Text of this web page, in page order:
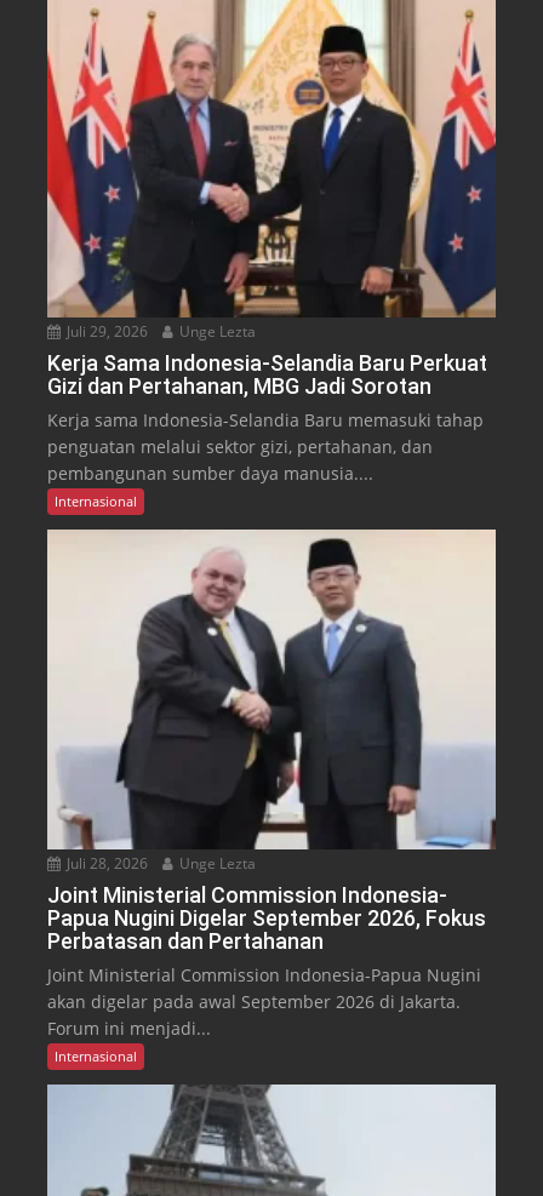
Juli 29, 2026 Unge Lezta
Kerja Sama Indonesia-Selandia Baru Perkuat
Gizi dan Pertahanan, MBG Jadi Sorotan
Kerja sama Indonesia-Selandia Baru memasuki tahap
penguatan melalui sektor gizi, pertahanan, dan
pembangunan sumber daya manusia....
Internasional
Juli 28, 2026 Unge Lezta
Joint Ministerial Commission Indonesia-
Papua Nugini Digelar September 2026, Fokus
Perbatasan dan Pertahanan
Joint Ministerial Commission Indonesia-Papua Nugini
akan digelar pada awal September 2026 di Jakarta.
Forum ini menjadi...
Internasional